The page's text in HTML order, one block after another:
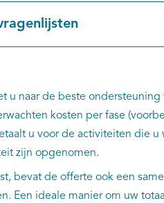
u naar de beste
kosten per fase
u voor de activiteiten die u
zijn opgenomen.
bevat de offerte ook een
Een ideale manier om uw